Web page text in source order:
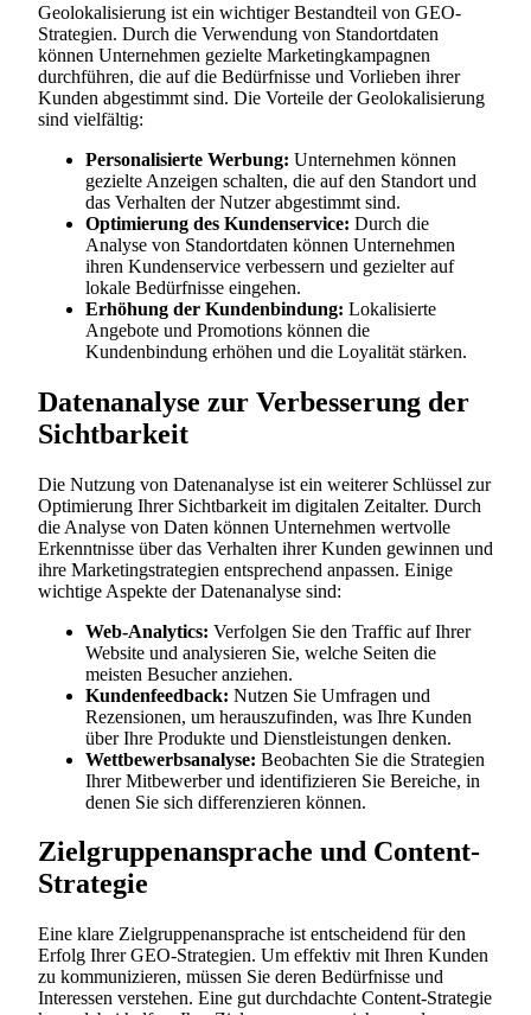
Geolokalisierung ist ein wichtiger Bestandteil von GEO-
Strategien. Durch die Verwendung von Standortdaten
können Unternehmen gezielte Marketingkampagnen
durchführen, die auf die Bedürfnisse und Vorlieben ihrer
Kunden abgestimmt sind. Die Vorteile der Geolokalisierung
sind vielfältig:
Personalisierte Werbung: Unternehmen können
gezielte Anzeigen schalten, die auf den Standort und
das Verhalten der Nutzer abgestimmt sind.
Optimierung des Kundenservice: Durch die
Analyse von Standortdaten können Unternehmen
ihren Kundenservice verbessern und gezielter auf
lokale Bedürfnisse eingehen.
Erhöhung der Kundenbindung: Lokalisierte
Angebote und Promotions können die
Kundenbindung erhöhen und die Loyalität stärken.
Datenanalyse zur Verbesserung der
Sichtbarkeit
Die Nutzung von Datenanalyse ist ein weiterer Schlüssel zur
Optimierung Ihrer Sichtbarkeit im digitalen Zeitalter. Durch
die Analyse von Daten können Unternehmen wertvolle
Erkenntnisse über das Verhalten ihrer Kunden gewinnen und
ihre Marketingstrategien entsprechend anpassen. Einige
wichtige Aspekte der Datenanalyse sind:
Web-Analytics: Verfolgen Sie den Traffic auf Ihrer
Website und analysieren Sie, welche Seiten die
meisten Besucher anziehen.
Kundenfeedback: Nutzen Sie Umfragen und
Rezensionen, um herauszufinden, was Ihre Kunden
über Ihre Produkte und Dienstleistungen denken.
Wettbewerbsanalyse: Beobachten Sie die Strategien
Ihrer Mitbewerber und identifizieren Sie Bereiche, in
denen Sie sich differenzieren können.
Zielgruppenansprache und Content-
Strategie
Eine klare Zielgruppenansprache ist entscheidend für den
Erfolg Ihrer GEO-Strategien. Um effektiv mit Ihren Kunden
zu kommunizieren, müssen Sie deren Bedürfnisse und
Interessen verstehen. Eine gut durchdachte Content-Strategie